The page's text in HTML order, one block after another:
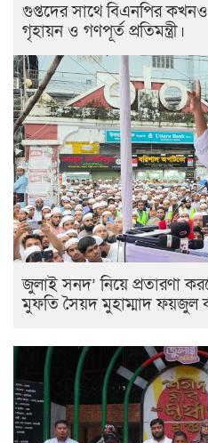
গুপ্তদের সাথে বিএনপির কখনও
গৃহায়ন ও গণপূর্ত প্রতিমন্ত্রী।
জুলাই সনদ’ নিয়ে প্রতারণা
মুফতি সৈয়দ মুহাম্মাদ ফয়জুল